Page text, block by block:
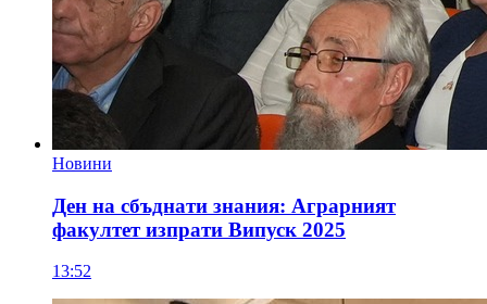
Новини
Ден на сбъднати знания: Аграрният
факултет изпрати Випуск 2025
13:52